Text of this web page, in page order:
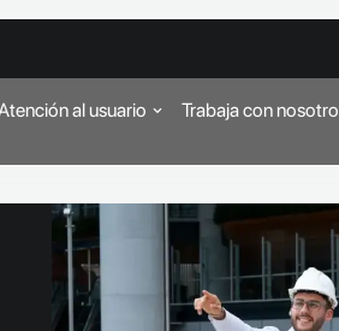
al usuario Trabaja con